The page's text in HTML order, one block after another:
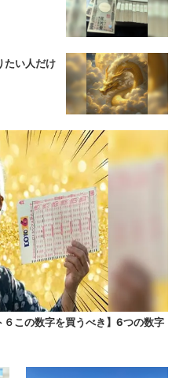
たい人だけ
６この数字を買うべき】6つの数字